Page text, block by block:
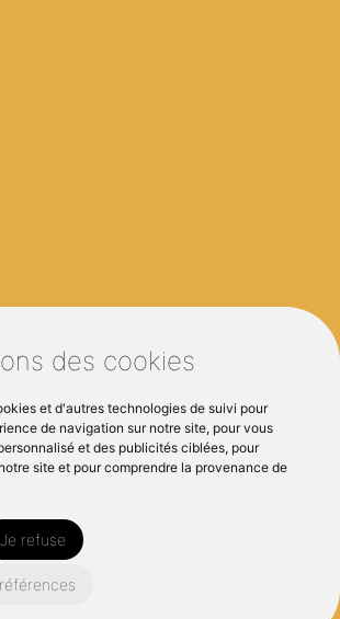
des cookies
et d'autres technologies de suivi pour
de navigation sur notre site, pour vous
et des publicités ciblées, pour
site et pour comprendre la provenance de
Je refuse